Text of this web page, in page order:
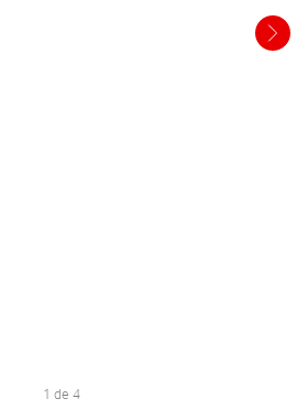
1 de 4